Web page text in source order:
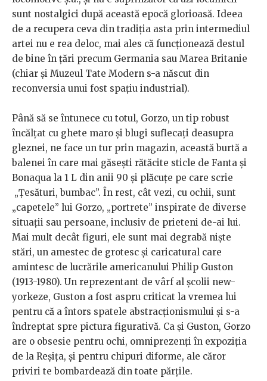
sunt nostalgici după această epocă glorioasă. Ideea
de a recupera ceva din tradiția asta prin intermediul
artei nu e rea deloc, mai ales că funcționează destul
de bine în țări precum Germania sau Marea Britanie
(chiar și Muzeul Tate Modern s-a născut din
reconversia unui fost spațiu industrial).
Până să se întunece cu totul, Gorzo, un tip robust
încălțat cu ghete maro și blugi suflecați deasupra
gleznei, ne face un tur prin magazin, această burtă a
balenei în care mai găsești rătăcite sticle de Fanta și
Bonaqua la 1 L din anii 90 și plăcuțe pe care scrie
„Țesături, bumbac”. În rest, cât vezi, cu ochii, sunt
„capetele” lui Gorzo, „portrete” inspirate de diverse
situații sau persoane, inclusiv de prieteni de-ai lui.
Mai mult decât figuri, ele sunt mai degrabă niște
stări, un amestec de grotesc și caricatural care
amintesc de lucrările americanului Philip Guston
(1913-1980). Un reprezentant de vârf al școlii new-
yorkeze, Guston a fost aspru criticat la vremea lui
pentru că a întors spatele abstracționismului și s-a
îndreptat spre pictura figurativă. Ca și Guston, Gorzo
are o obsesie pentru ochi, omniprezenți în expoziția
de la Reșița, și pentru chipuri diforme, ale căror
priviri te bombardează din toate părțile.